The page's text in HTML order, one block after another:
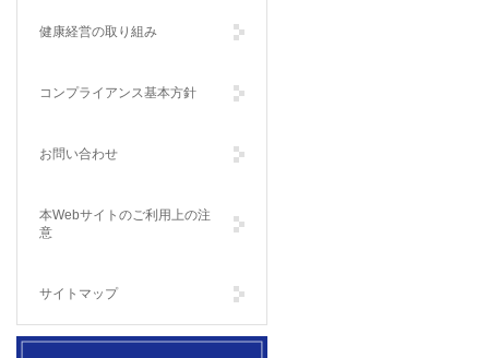
健康経営の取り組み
コンプライアンス基本方針
お問い合わせ
本Webサイトのご利用上の注
意
サイトマップ